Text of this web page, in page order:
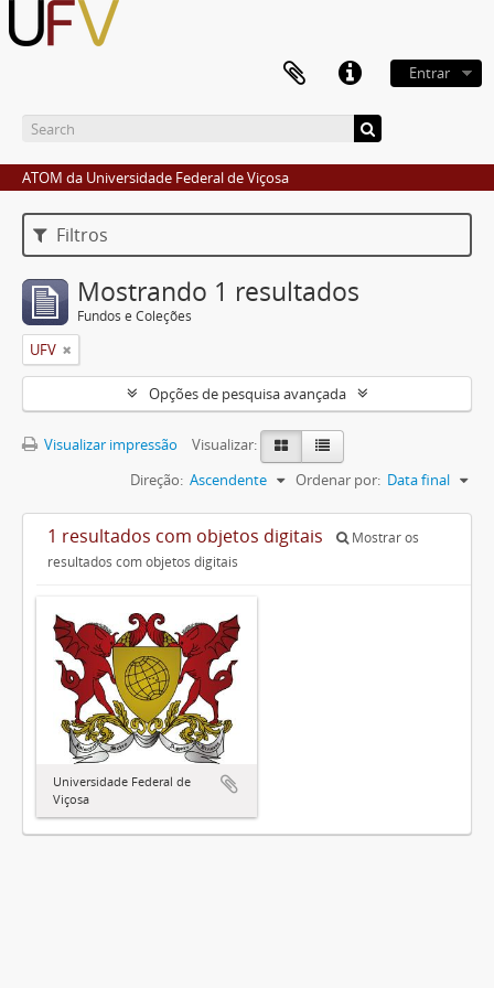
Entrar
ATOM da Universidade Federal de Viçosa
Filtros
Mostrando 1 resultados
Fundos e Coleções
UFV
Opções de pesquisa avançada
Visualizar impressão
Visualizar:
Ordenar por: Data final
Direção: Ascendente
1 resultados com objetos digitais
Mostrar os
resultados com objetos digitais
Universidade Federal de
Viçosa